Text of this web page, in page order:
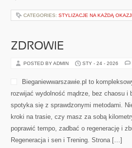
Polecamy Muzyka do tańca i Festiwale i
się na tym, że […]
CATEGORIES:STYLIZACJE NA KAŻDĄ
ZDROWIE
POSTED BY ADMIN STY - 24 - 2026